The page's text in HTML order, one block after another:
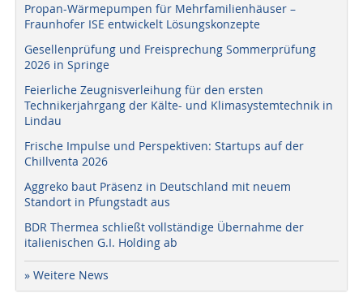
Propan-Wärmepumpen für Mehrfamilienhäuser –
Fraunhofer ISE entwickelt Lösungskonzepte
Gesellenprüfung und Freisprechung Sommerprüfung
2026 in Springe
Feierliche Zeugnisverleihung für den ersten
Technikerjahrgang der Kälte- und Klimasystemtechnik in
Lindau
Frische Impulse und Perspektiven: Startups auf der
Chillventa 2026
Aggreko baut Präsenz in Deutschland mit neuem
Standort in Pfungstadt aus
BDR Thermea schließt vollständige Übernahme der
italienischen G.I. Holding ab
» Weitere News